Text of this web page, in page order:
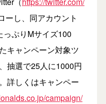
ーし、同アカウント
ぷりMサイズ100
キャンペーン対象ツ
抽選で25人に1000円
詳しくはキャンペー
campaign/